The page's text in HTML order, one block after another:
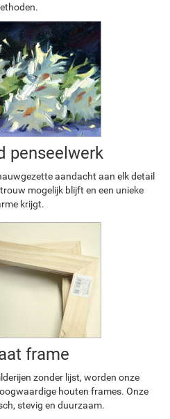
penseelwerk
aandacht aan elk detail
mogelijk blijft en een unieke
krijgt.
frame
zonder lijst, worden onze
houten frames. Onze
stevig en duurzaam.